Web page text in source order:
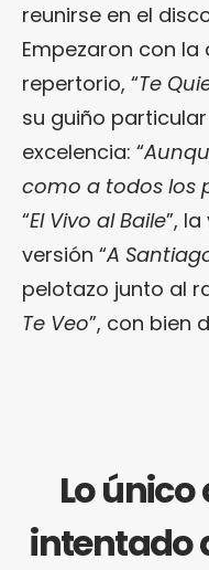
reunirse en el
Empezaron con la
repertorio, “Te
su guiño
excelencia: “
como a todos los
“El Vivo al Baile”,
versión “A
pelotazo junto al
Te Veo”, con bien
Lo
intentado